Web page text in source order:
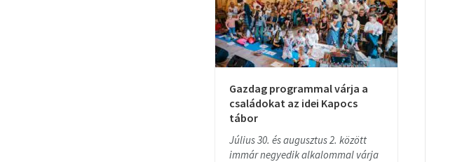
Gazdag programmal várja a
családokat az idei Kapocs
tábor
Július 30. és augusztus 2. között
immár negyedik alkalommal várja